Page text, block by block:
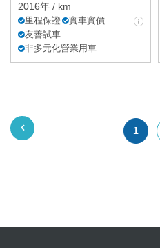
2016年 / km
里程保證
實車實價
友善試車
非多元化營業用車
1